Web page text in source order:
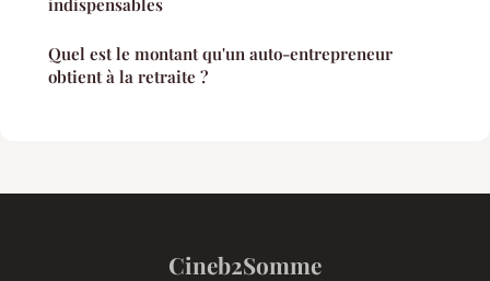
Quel est le montant qu'un auto-entrepreneur
obtient à la retraite ?
Cineb2Somme